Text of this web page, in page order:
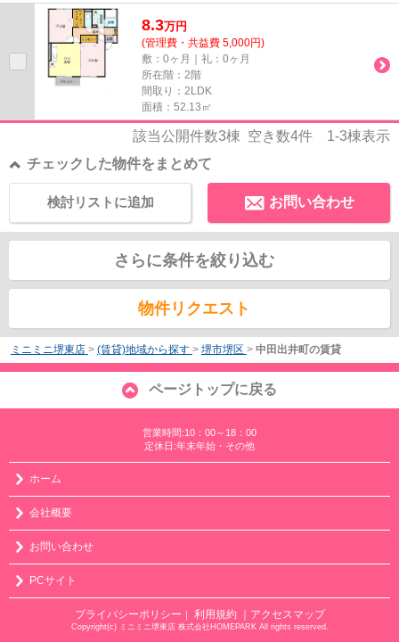
上階の物件です。できるだけ早...
8.3万円
(管理費・共益費 5,000円)
敷：0ヶ月｜礼：0ヶ月
所在階：2階
間取り：2LDK
面積：52.13㎡
該当公開件数3棟 空き数4件 1-3棟表示
チェックした物件をまとめて
お問い合わせ
検討リストに追加
さらに条件を絞り込む
物件リクエスト
ミニミニ堺東店 > (賃貸)地域から探す > 堺市堺区 > 中田出井町の賃貸
ページトップに戻る
営業時間:10：00～18：00
定休日:年末年始・その他
ホーム
会社概要
お問い合わせ
PCサイト
プライバシーポリシー ｜ 利用規約 ｜アクセスマップ
Copyright(c) ミニミニ堺東店 株式会社HOMEPARK All rights reserved.